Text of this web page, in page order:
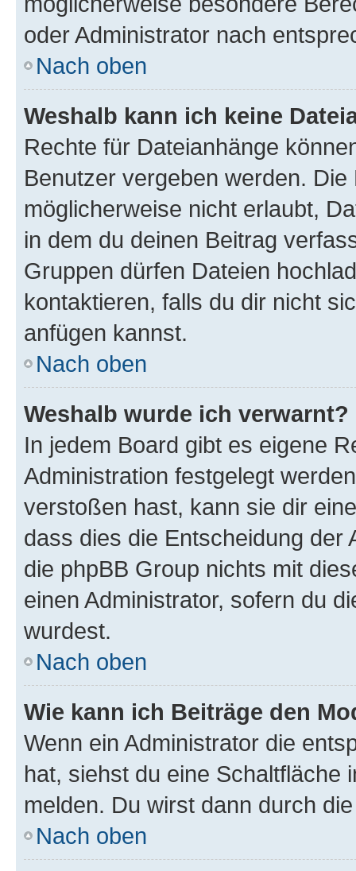
oder Administrator nach
Nach oben
Weshalb kann ich keine
Rechte für Dateianhänge
Benutzer vergeben werden.
möglicherweise nicht erlaubt,
in dem du deinen Beitrag
Gruppen dürfen Dateien
kontaktieren, falls du dir nicht
anfügen kannst.
Nach oben
Weshalb wurde ich verwarnt?
In jedem Board gibt es eigene
Administration festgelegt
verstoßen hast, kann sie dir
dass dies die Entscheidung der
die phpBB Group nichts mit
einen Administrator, sofern du
wurdest.
Nach oben
Wie kann ich Beiträge den
Wenn ein Administrator die
hat, siehst du eine Schaltfläche
melden. Du wirst dann durch
Nach oben